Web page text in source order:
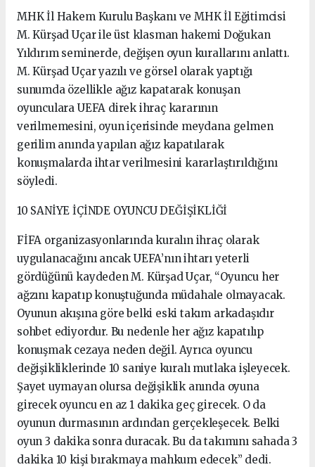
MHK İl Hakem Kurulu Başkanı ve MHK İl Eğitimcisi
M. Kürşad Uçar ile üst klasman hakemi Doğukan
Yıldırım seminerde, değişen oyun kurallarını anlattı.
M. Kürşad Uçar yazılı ve görsel olarak yaptığı
sunumda özellikle ağız kapatarak konuşan
oyunculara UEFA direk ihraç kararının
verilmemesini, oyun içerisinde meydana gelmen
gerilim anında yapılan ağız kapatılarak
konuşmalarda ihtar verilmesini kararlaştırıldığını
söyledi.
10 SANİYE İÇİNDE OYUNCU DEĞİŞİKLİĞİ
FİFA organizasyonlarında kuralın ihraç olarak
uygulanacağını ancak UEFA’nın ihtarı yeterli
gördüğünü kaydeden M. Kürşad Uçar, “Oyuncu her
ağzını kapatıp konuştuğunda müdahale olmayacak.
Oyunun akışına göre belki eski takım arkadaşıdır
sohbet ediyordur. Bu nedenle her ağız kapatılıp
konuşmak cezaya neden değil. Ayrıca oyuncu
değişikliklerinde 10 saniye kuralı mutlaka işleyecek.
Şayet uymayan olursa değişiklik anında oyuna
girecek oyuncu en az 1 dakika geç girecek. O da
oyunun durmasının ardından gerçekleşecek. Belki
oyun 3 dakika sonra duracak. Bu da takımını sahada 3
dakika 10 kişi bırakmaya mahkum edecek” dedi.